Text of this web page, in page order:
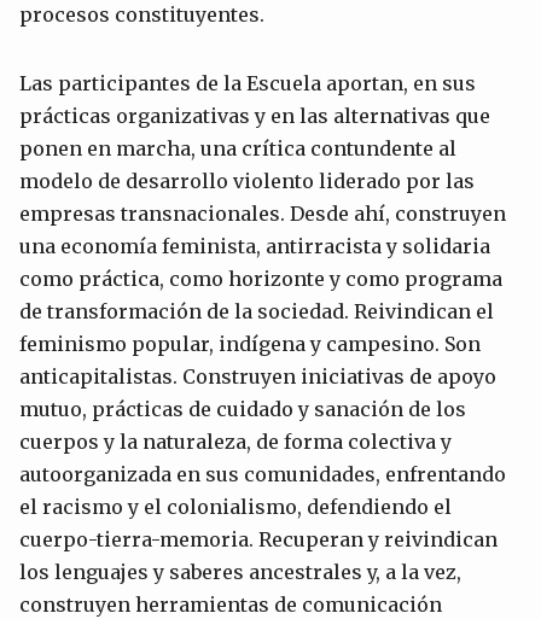
procesos constituyentes.
Las participantes de la Escuela aportan, en sus
prácticas organizativas y en las alternativas que
ponen en marcha, una crítica contundente al
modelo de desarrollo violento liderado por las
empresas transnacionales. Desde ahí, construyen
una economía feminista, antirracista y solidaria
como práctica, como horizonte y como programa
de transformación de la sociedad. Reivindican el
feminismo popular, indígena y campesino. Son
anticapitalistas. Construyen iniciativas de apoyo
mutuo, prácticas de cuidado y sanación de los
cuerpos y la naturaleza, de forma colectiva y
autoorganizada en sus comunidades, enfrentando
el racismo y el colonialismo, defendiendo el
cuerpo-tierra-memoria. Recuperan y reivindican
los lenguajes y saberes ancestrales y, a la vez,
construyen herramientas de comunicación